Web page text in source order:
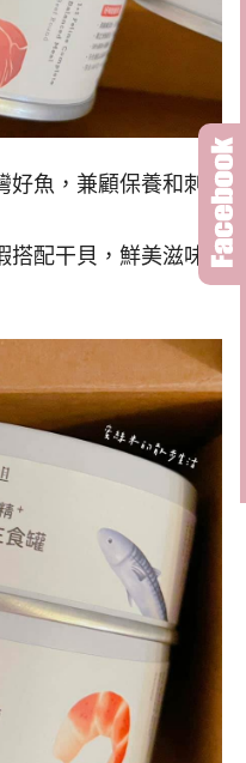
魚，兼顧保養和刺
配干貝，鮮美滋味